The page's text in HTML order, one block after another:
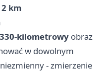
km
330-kilometrowy obraz
w dowolnym
- zmierzenie